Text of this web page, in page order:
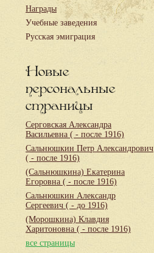
Награды
Учебные заведения
Русская эмиграция
Новые
персональные
страницы
Серговская Александра
Васильевна ( - после 1916)
Сальнюшкин Петр Александрович
( - после 1916)
(Сальнюшкина) Екатерина
Егоровна ( - после 1916)
Сальнюшкин Александр
Сергеевич ( - до 1916)
(Морошкина) Клавдия
Харитоновна ( - после 1916)
все страницы